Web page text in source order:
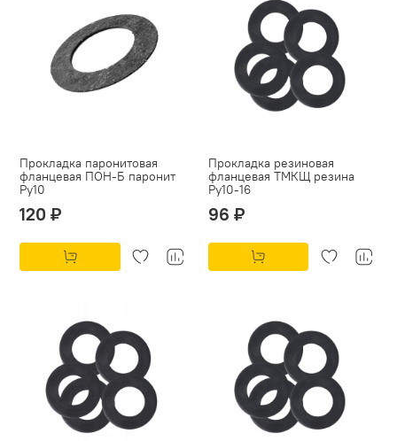
Прокладка паронитовая
фланцевая ПОН-Б паронит
Py10
120 ₽
Прокладка резиновая
фланцевая ТМКЩ резина
Py10-16
96 ₽